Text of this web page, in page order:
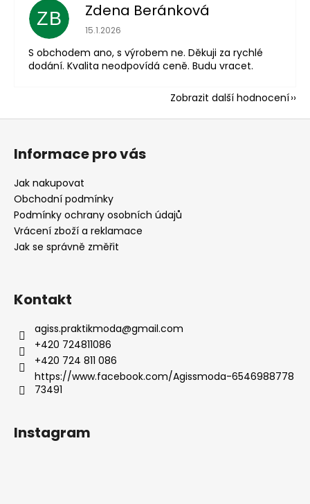
ZB Zdena Beránková
Hodnocení obchodu je 1 z 5 hvězdiček.
15.1.2026
S obchodem ano, s výrobem ne. Děkuji za rychlé
dodání. Kvalita neodpovídá ceně. Budu vracet.
Zobrazit další hodnocení
Z
Informace pro vás
Jak nakupovat
Obchodní podmínky
Podmínky ochrany osobních údajů
Vrácení zboží a reklamace
Jak se správně změřit
Kontakt
agiss.praktikmoda@gmail.com
+420 724811086
+420 724 811 086
https://www.facebook.com/Agissmoda-6546988778
73491
Instagram